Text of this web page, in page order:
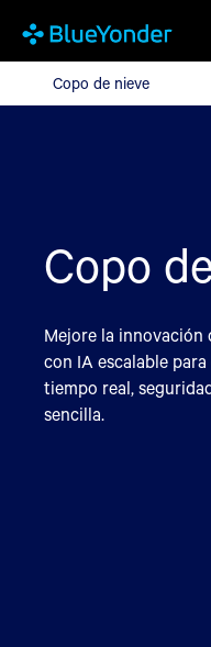
Copo de nieve
Copo de nieve
Copo
Mejore la innovación
con IA escalable
tiempo real,
sencilla.